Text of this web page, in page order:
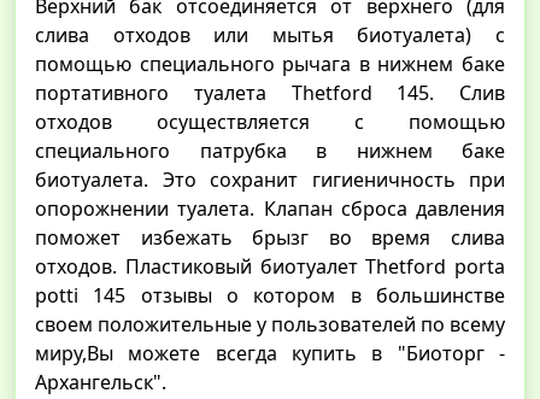
Верхний бак отсоединяется от верхнего (для
слива отходов или мытья биотуалета) с
помощью специального рычага в нижнем баке
портативного туалета Thetford 145. Слив
отходов осуществляется с помощью
специального патрубка в нижнем баке
биотуалета. Это сохранит гигиеничность при
опорожнении туалета. Клапан сброса давления
поможет избежать брызг во время слива
отходов. Пластиковый биотуалет Thetford porta
potti 145 отзывы о котором в большинстве
своем положительные у пользователей по всему
миру,Вы можете всегда купить в "Биоторг -
Архангельск".